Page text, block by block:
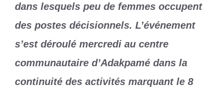
dans lesquels peu de femmes occupent
des postes décisionnels. L’événement
s’est déroulé mercredi au centre
communautaire d’Adakpamé dans la
continuité des activités marquant le 8